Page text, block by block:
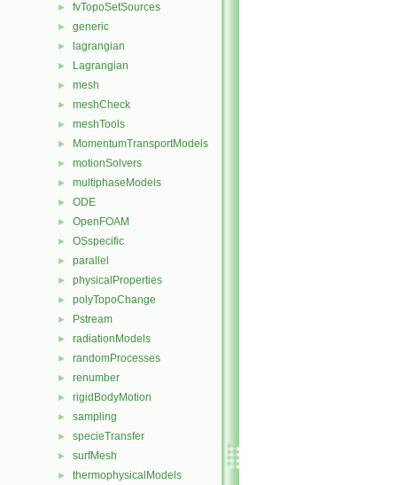
► fvTopoSetSources
► generic
► lagrangian
► Lagrangian
► mesh
► meshCheck
► meshTools
► MomentumTransportModels
► motionSolvers
► multiphaseModels
► ODE
► OpenFOAM
► OSspecific
► parallel
► physicalProperties
► polyTopoChange
► Pstream
► radiationModels
► randomProcesses
► renumber
► rigidBodyMotion
► sampling
► specieTransfer
► surfMesh
► thermophysicalModels